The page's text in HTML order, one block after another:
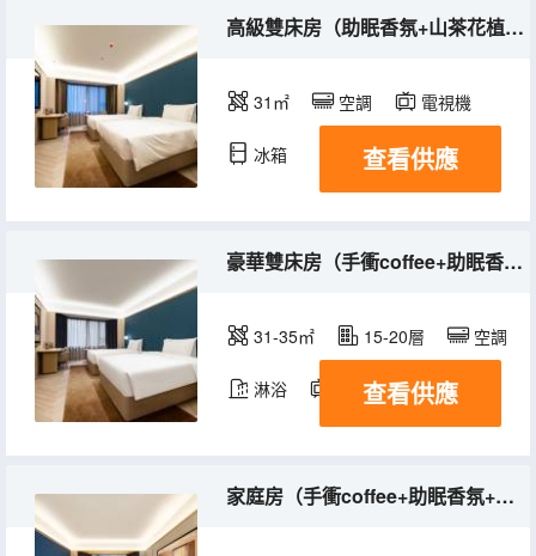
高級雙床房（助眠香氛+山茶花植物洗護+徠芬吹風機）
31㎡ 空調 電視機
冰箱 查看供應
豪華雙床房（手衝coffee+助眠香氛+徠芬吹風機）
31-35㎡ 15-20層 空調
淋浴 電視機 冰箱
查看供應
家庭房（手衝coffee+助眠香氛+徠芬吹風機）